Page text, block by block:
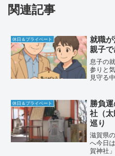
関連記事
休日＆プライベート
就職
親子
息子の
参りと
見守る
て感謝
後の出
休日＆プライベート
勝負
社（
巡り
滋賀県
へ今日
賀神社